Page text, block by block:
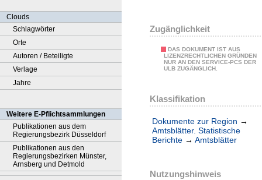
Clouds
Schlagwörter
Orte
Autoren / Beteiligte
Verlage
Jahre
Weitere E-Pflichtsammlungen
Publikationen aus dem
Regierungsbezirk Düsseldorf
Publikationen aus den
Regierungsbezirken Münster,
Arnsberg und Detmold
Zugänglichkeit
DAS DOKUMENT IST AUS
LIZENZRECHTLICHEN GRÜNDEN
NUR AN DEN SERVICE-PCS DER
ULB ZUGÄNGLICH.
Klassifikation
Dokumente zur Region →
Amtsblätter. Statistische
Berichte → Amtsblätter
Nutzungshinweis